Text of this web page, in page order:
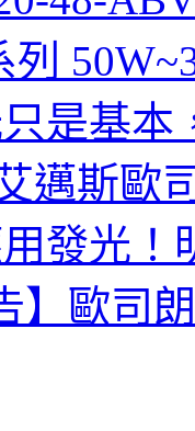
只是基本
邁斯歐
發光！
】歐司